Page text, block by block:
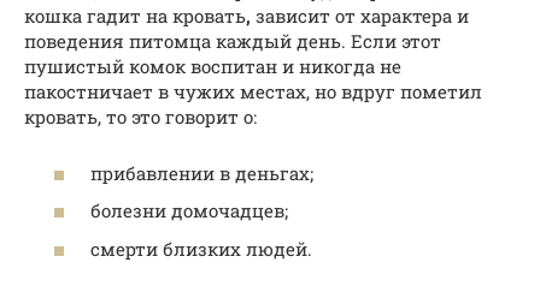
кошка гадит на кровать, зависит от характера и
поведения питомца каждый день. Если этот
пушистый комок воспитан и никогда не
пакостничает в чужих местах, но вдруг пометил
кровать, то это говорит о:
прибавлении в деньгах;
болезни домочадцев;
смерти близких людей.